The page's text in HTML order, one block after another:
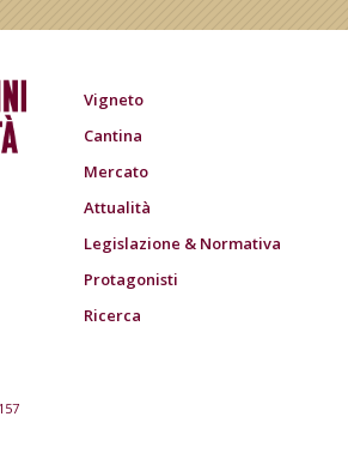
Vigneto
Cantina
Mercato
Attualità
Legislazione & Normativa
Protagonisti
Ricerca